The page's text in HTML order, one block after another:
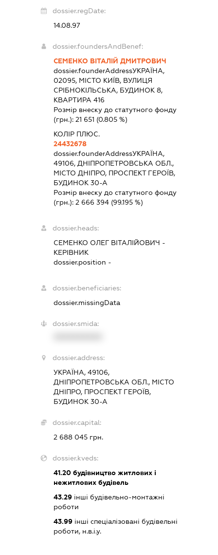
dossier.regDate:
14.08.97
dossier.foundersAndBenef:
СЕМЕНКО ВІТАЛІЙ ДМИТРОВИЧ
dossier.founderAddressУКРАЇНА,
02095, МІСТО КИЇВ, ВУЛИЦЯ
СРІБНОКІЛЬСЬКА, БУДИНОК 8,
КВАРТИРА 416
Розмір внеску до статутного фонду
(грн.): 21 651 (0.805 %)
КОЛІР ПЛЮС.
24432678
dossier.founderAddressУКРАЇНА,
49106, ДНІПРОПЕТРОВСЬКА ОБЛ.,
МІСТО ДНІПРО, ПРОСПЕКТ ГЕРОЇВ,
БУДИНОК 30-А
Розмір внеску до статутного фонду
(грн.): 2 666 394(99.195 %)
dossier.heads:
СЕМЕНКО ОЛЕГ ВІТАЛІЙОВИЧ -
КЕРІВНИК
dossier.position -
dossier.beneficiaries:
dossier.missingData
dossier.smida:
dossier.address:
УКРАЇНА, 49106,
ДНІПРОПЕТРОВСЬКА ОБЛ., МІСТО
ДНІПРО, ПРОСПЕКТ ГЕРОЇВ,
БУДИНОК 30-А
dossier.capital:
2 688 045 грн.
dossier.kveds:
41.20будівництво житлових і
нежитлових будівель
43.29інші будівельно-монтажні
роботи
43.99інші спеціалізовані будівельні
роботи, н.в.і.у.